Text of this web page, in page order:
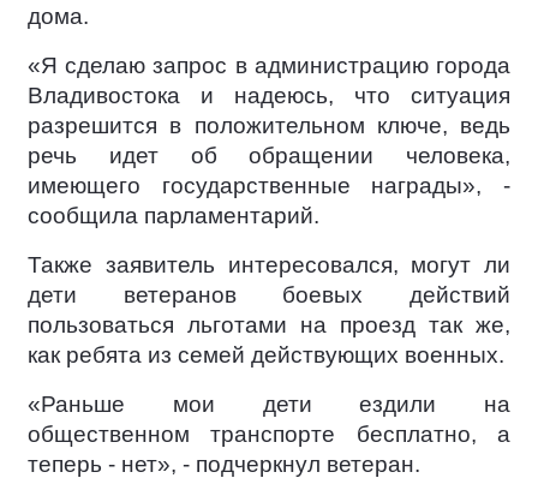
дома.
«Я сделаю запрос в администрацию города
Владивостока и надеюсь, что ситуация
разрешится в положительном ключе, ведь
речь идет об обращении человека,
имеющего государственные награды», -
сообщила парламентарий.
Также заявитель интересовался, могут ли
дети ветеранов боевых действий
пользоваться льготами на проезд так же,
как ребята из семей действующих военных.
«Раньше мои дети ездили на
общественном транспорте бесплатно, а
теперь - нет», - подчеркнул ветеран.